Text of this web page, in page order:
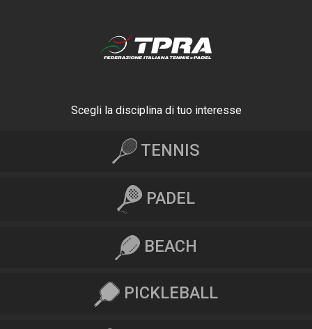
Scegli la disciplina di tuo interesse
TENNIS
PADEL
BEACH
PICKLEBALL